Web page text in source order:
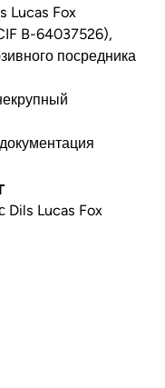
Lucas Fox
B-64037526),
посредника
Dils Lucas Fox